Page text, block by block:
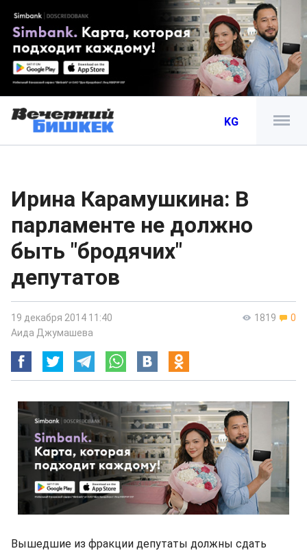
KG
Ирина Карамушкина: В
парламенте не должно
быть "бродячих"
депутатов
1819 0
19 декабря 2014 11:40
Аида Джумашева
Вышедшие из фракции депутаты должны сдать